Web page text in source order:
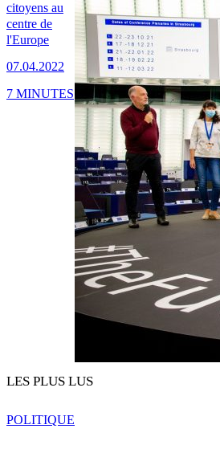
citoyens au
centre de
l'Europe
07.04.2022
7 MINUTES
LES PLUS LUS
POLITIQUE